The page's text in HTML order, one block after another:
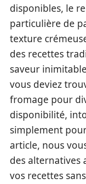
disponibles, le
particulière de
texture
des recettes
saveur
vous deviez
fromage pour
disponibilité,
simplement
article, nous
des alternatives
vos recettes